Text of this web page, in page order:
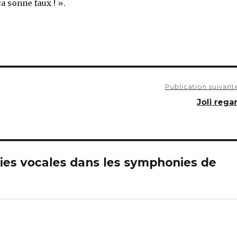
sonne faux ! ».
Publication
Joli
vocales dans les symphonies de